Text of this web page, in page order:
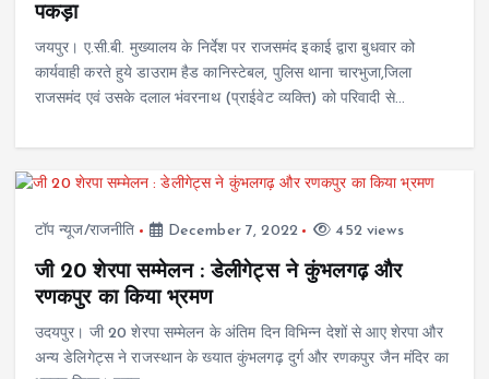
पकड़ा
जयपुर। ए.सी.बी. मुख्यालय के निर्देश पर राजसमंद इकाई द्वारा बुधवार को
कार्यवाही करते हुये डाउराम हैड कानिस्टेबल, पुलिस थाना चारभुजा,जिला
राजसमंद एवं उसके दलाल भंवरनाथ (प्राईवेट व्यक्ति) को परिवादी से…
टॉप न्यूज/राजनीति December 7, 2022 452 views
जी 20 शेरपा सम्मेलन : डेलीगेट्स ने कुंभलगढ़ और
रणकपुर का किया भ्रमण
उदयपुर। जी 20 शेरपा सम्मेलन के अंतिम दिन विभिन्न देशों से आए शेरपा और
अन्य डेलिगेट्स ने राजस्थान के ख्यात कुंभलगढ़ दुर्ग और रणकपुर जैन मंदिर का